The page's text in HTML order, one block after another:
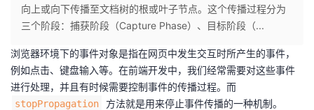
主
页
的
开
发
我
的
开
我
的
我
向上或向下传播至文档树的根或叶子节点。这个传播过程分为
三个阶段：捕获阶段（Capture Phase）、目标阶段（...
浏览器环境下的事件对象是指在网页中发生交互时所产生的事件，
例如点击、键盘输入等。在前端开发中，我们经常需要对这些事件
进行处理，并且有时候需要控制事件的传播过程。而
stopPropagation 方法就是用来停止事件传播的一种机制。